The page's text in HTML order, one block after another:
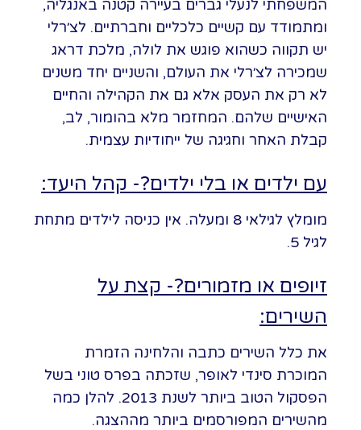
המשפחתי לנעלי גברים בעיירה קטנה באנגליה,
ומתמודד עם קשיים כלכליים וחברתיים. לצ׳רלי
יש תקווה כשהוא פוגש את לולה, מלכת דראג
שמכירה לצ׳רלי את העולם, והשניים יחד משנים
לא רק את העסק אלא גם את הקהילה והחיים
האישיים שלהם. המחזמר מלא בהומור, לב,
קבלת האחר וחגיגה של ייחודיות עצמית.
עם ילדים או בלי ילדים?- קהל היעד:
מומלץ לגילאי 8 ומעלה. אין כניסה לילדים מתחת
לגיל 5.
זיופים או מזמורים?- קצת על
השירים:
את כלל השירים כתבה והלחינה הזמרת
המוכרת סינדי לאופר, שזכתה בפרס טוני בשל
הפסקול הטוב ביותר לשנת 2013. להלן כמה
מהשירים המפורסמים ביותר מההצגה.